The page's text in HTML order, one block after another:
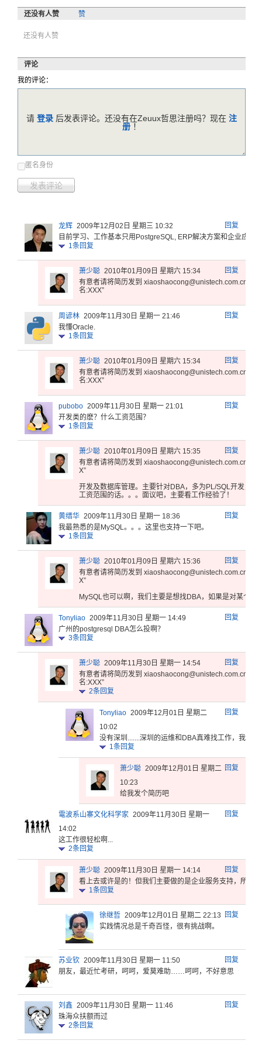
还没有人赞 赞
还没有人赞
评论
我的评论：
匿名身份
发表评论
请 登录 后发表评论。还没有在Zeuux哲思注册吗？现在 注
册 ！
回复
龙辉 2009年12月02日 星期三 10:32
目前学习、 工作基本只用PostgreSQL, ERP解决方案和企业应用
1条回复
回复
萧少聪 2010年01月09日 星期六 15:34
有意者请将简历发到 xiaoshaocong@unistech.com.cn 标
名:XXX”
回复
周谚林 2009年11月30日 星期一 21:46
我懂Oracle.
1条回复
回复
萧少聪 2010年01月09日 星期六 15:34
有意者请将简历发到 xiaoshaocong@unistech.com.cn 标
名:XXX”
回复
pubobo 2009年11月30日 星期一 21:01
开发类的麽？什么工资范围？
1条回复
回复
萧少聪 2010年01月09日 星期六 15:35
有意者请将简历发到 xiaoshaocong@unistech.com.cn 标
X”
开发及数据库管理。主要针对DBA，多为PL/SQL开发，但
工资范围的话。。 。面议吧， 主要看工作经验了！
回复
黄缙华 2009年11月30日 星期一 18:36
我最熟悉的是MySQL。。。这里也支持一 下吧。
1条回复
回复
萧少聪 2010年01月09日 星期六 15:36
有意者请将简历发到 xiaoshaocong@unistech.com.cn 标
X”
MySQL也可以啊，我们主要是想找DBA， 如果是对某个数
回复
Tonyliao 2009年11月30日 星期一 14:49
广州的postgresql DBA怎么投啊？
3条回复
回复
萧少聪 2009年11月30日 星期一 14:54
有意者请将简历发到 xiaoshaocong@unistech.com.cn 标
名:XXX”
2条回复
回复
Tonyliao 2009年12月01日 星期二
10:02
没有深圳.......深圳的运维和DBA真难找工作，我在深
1条回复
回复
萧少聪 2009年12月01日 星期二
10:23
给我发个简历吧
回复
電波系山寨文化科学家 2009年11月30日 星期一
14:02
这工作很轻松啊...
2条回复
回复
萧少聪 2009年11月30日 星期一 14:14
看上去或许是的！但我们主要做的是企业服务支持，所以
1条回复
回复
徐继哲 2009年12月01日 星期二 22:13
实践情况总是千奇百怪，很有挑战啊。
回复
苏业钦 2009年11月30日 星期一 11:50
朋友，最近忙考研，呵 呵，爱莫难助……呵呵 ，不好意思
回复
刘鑫 2009年11月30日 星期一 11:46
珠海众扶额而过
2条回复